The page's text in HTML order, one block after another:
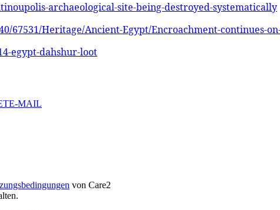
archaeological-site-being-destroyed-systematically
67531/Heritage/Ancient-Egypt/Encroachment-continues-
egypt-dahshur-loot
E-MAIL
von Care2